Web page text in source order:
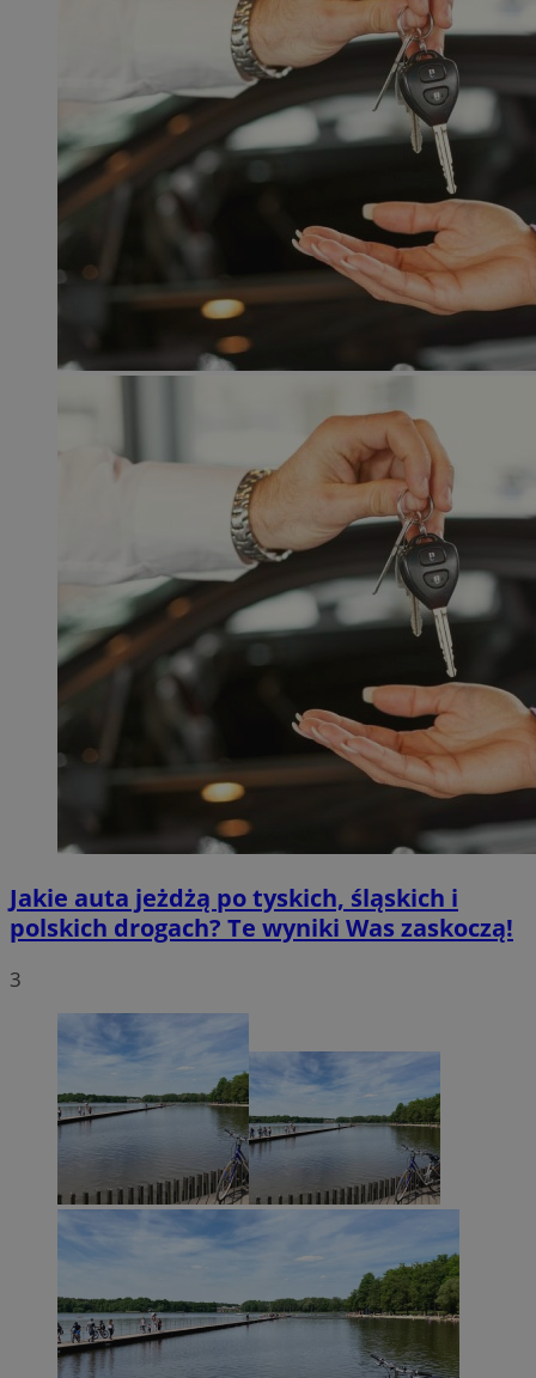
Jakie auta jeżdżą po tyskich, śląskich i
polskich drogach? Te wyniki Was zaskoczą!
3